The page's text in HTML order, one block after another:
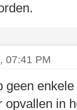
07:41 PM
geen
opvallen in